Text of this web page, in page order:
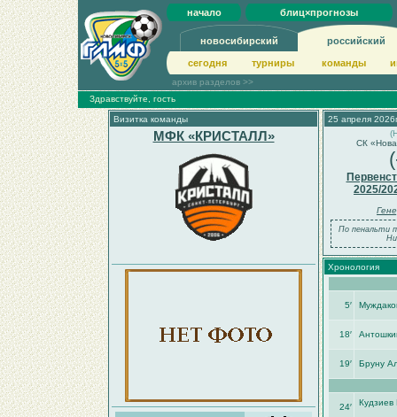
начало блиц×прогнозы
новосибирский российский
сегодня турниры команды
архив разделов >>
Здравствуйте, гость
Визитка команды
МФК «КРИСТАЛЛ»
25 апреля
СК «Нова
2025/
По пенальти
Хронология
5′
18′
19′ Бруну
24′ Кудзиев